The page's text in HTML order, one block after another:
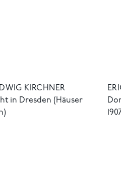
KIRCHNER
in Dresden (Häuser
1907